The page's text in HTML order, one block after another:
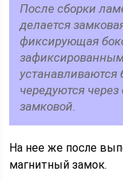
После сборки
делается
фиксирующая
устанавливаются
чередуются
замковой.
На нее же после
магнитный замок.